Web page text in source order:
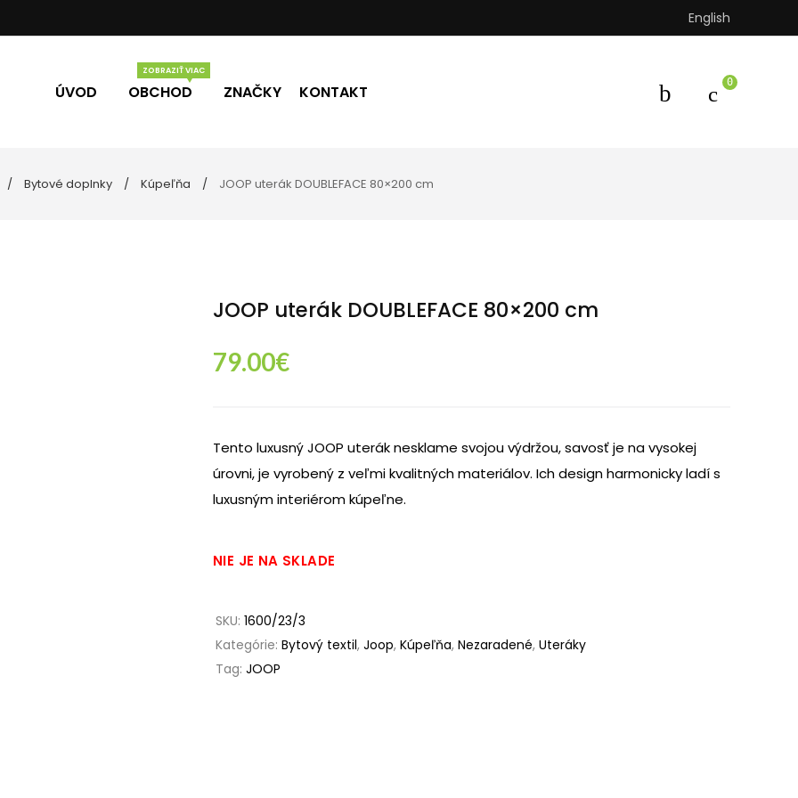
English
ÚVOD OBCHOD
Vône Darčekové poukážky
ZNAČKY KONTAKT
0
Bytové doplnky Kúpeľňa JOOP uterák DOUBLEFACE 80×200 cm
JOOP uterák DOUBLEFACE 80×200 cm
79.00€
Tento luxusný JOOP uterák nesklame svojou výdržou, savosť je na vysokej
úrovni, je vyrobený z veľmi kvalitných materiálov. Ich design harmonicky ladí s
luxusným interiérom kúpeľne.
NIE JE NA SKLADE
SKU: 1600/23/3
Kategórie: Bytový textil, Joop, Kúpeľňa, Nezaradené, Uteráky
Tag: JOOP